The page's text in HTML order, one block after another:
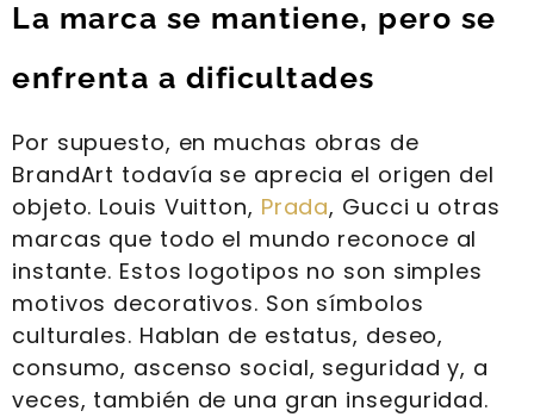
La marca se mantiene, pero se
enfrenta a dificultades
Por supuesto, en muchas obras de
BrandArt todavía se aprecia el origen del
objeto. Louis Vuitton, Prada, Gucci u otras
marcas que todo el mundo reconoce al
instante. Estos logotipos no son simples
motivos decorativos. Son símbolos
culturales. Hablan de estatus, deseo,
consumo, ascenso social, seguridad y, a
veces, también de una gran inseguridad.